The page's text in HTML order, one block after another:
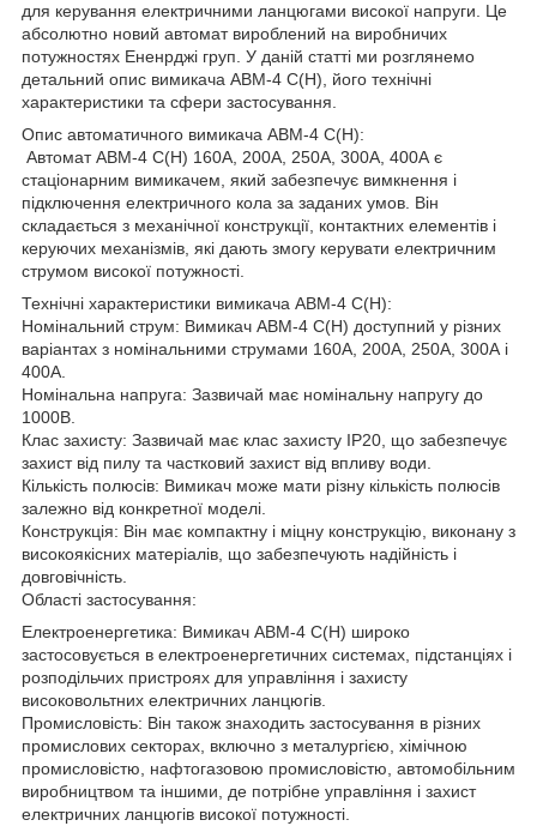
для керування електричними ланцюгами високої напруги. Це
абсолютно новий автомат вироблений на виробничих
потужностях Ененрджі груп. У даній статті ми розглянемо
детальний опис вимикача АВМ-4 С(Н), його технічні
характеристики та сфери застосування.
Опис автоматичного вимикача АВМ-4 С(Н):
Автомат АВМ-4 С(Н) 160А, 200А, 250А, 300А, 400А є
стаціонарним вимикачем, який забезпечує вимкнення і
підключення електричного кола за заданих умов. Він
складається з механічної конструкції, контактних елементів і
керуючих механізмів, які дають змогу керувати електричним
струмом високої потужності.
Технічні характеристики вимикача АВМ-4 С(Н):
Номінальний струм: Вимикач АВМ-4 С(Н) доступний у різних
варіантах з номінальними струмами 160А, 200А, 250А, 300А і
400А.
Номінальна напруга: Зазвичай має номінальну напругу до
1000В.
Клас захисту: Зазвичай має клас захисту IP20, що забезпечує
захист від пилу та частковий захист від впливу води.
Кількість полюсів: Вимикач може мати різну кількість полюсів
залежно від конкретної моделі.
Конструкція: Він має компактну і міцну конструкцію, виконану з
високоякісних матеріалів, що забезпечують надійність і
довговічність.
Області застосування:
Електроенергетика: Вимикач АВМ-4 С(Н) широко
застосовується в електроенергетичних системах, підстанціях і
розподільчих пристроях для управління і захисту
високовольтних електричних ланцюгів.
Промисловість: Він також знаходить застосування в різних
промислових секторах, включно з металургією, хімічною
промисловістю, нафтогазовою промисловістю, автомобільним
виробництвом та іншими, де потрібне управління і захист
електричних ланцюгів високої потужності.